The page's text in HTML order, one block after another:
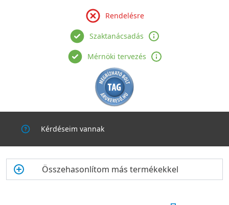
Rendelésre
Szaktanácsadás
Mérnöki tervezés
Kérdéseim vannak
Összehasonlítom más termékekkel